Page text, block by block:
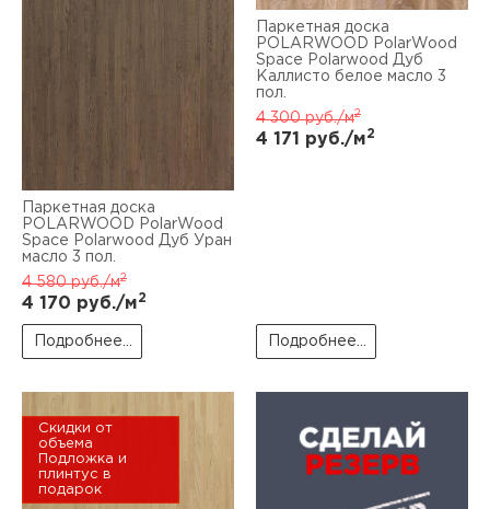
Паркетная доска
POLARWOOD PolarWood
Space Polarwood Дуб Уран
масло 3 пол.
4 580руб./м2
4 170 руб./м2
Подробнее...
Паркетная доска
POLARWOOD PolarWood
Space Polarwood Дуб
Каллисто белое масло 3
пол.
4 300руб./м2
4 171 руб./м2
Подробнее...
Скидки от
объема
Подложка и
плинтус в
подарок